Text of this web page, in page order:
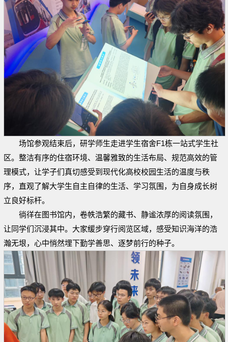
场馆参观结束后，研学师生走进学生宿舍F1栋一站式学生社
区。整洁有序的住宿环境、温馨雅致的生活布局、规范高效的管
理模式，让学子们真切感受到现代化高校校园生活的温度与秩
序，直观了解大学生自主自律的生活、学习氛围，为自身成长树
立良好标杆。
徜徉在图书馆内，卷帙浩繁的藏书、静谧浓厚的阅读氛围，
让同学们沉浸其中。大家缓步穿行阅览区域，感受知识海洋的浩
瀚无垠，心中悄然埋下勤学善思、逐梦前行的种子。